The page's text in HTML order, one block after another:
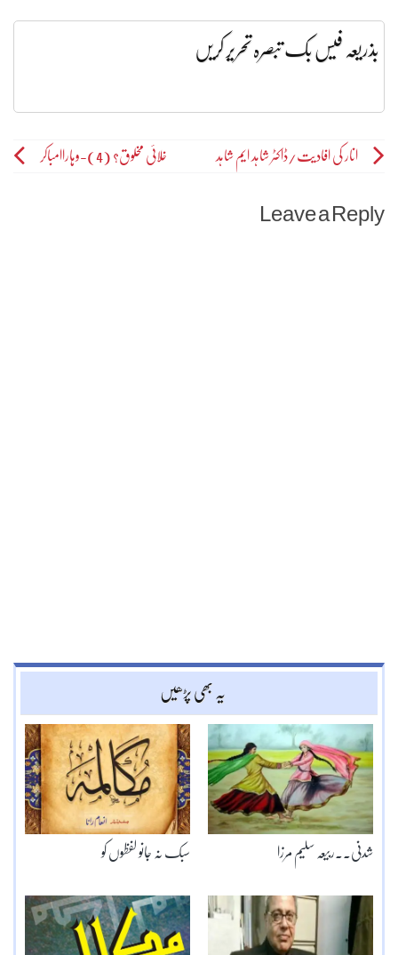
بذریعہ فیس بک تبصرہ تحریر کریں
Postانار کی افادیت/ڈاکٹر شاہد ایم شاہد خلائی مخلوق؟ (4)-وہاراامباکر
Leave a Reply
یہ بھی پڑھیں
سبک نہ جانو لفظوں کو شدنی۔۔ربیعہ سلیم مرزا